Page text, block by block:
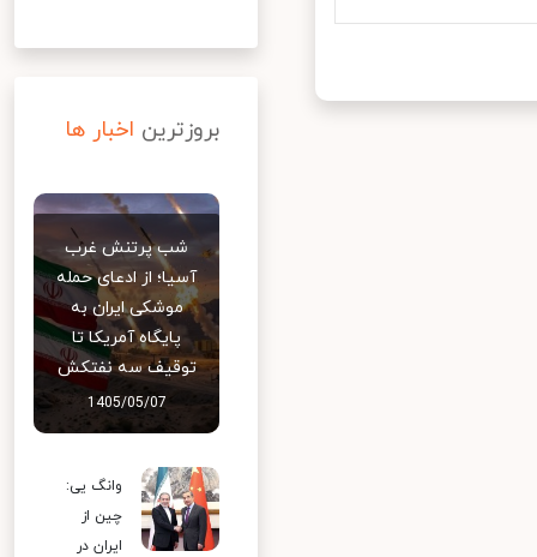
بروزترین اخبار ها
شب پرتنش غرب
آسیا؛ از ادعای حمله
موشکی ایران به
پایگاه آمریکا تا
توقیف سه نفتکش
1405/05/07
وانگ یی:
چین از
ایران در